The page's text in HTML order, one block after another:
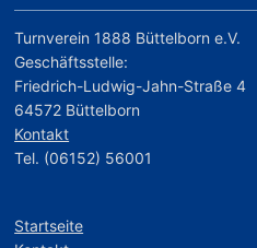
Turnverein 1888 Büttelborn e.V.
Geschäftsstelle:
Friedrich-Ludwig-Jahn-Straße 4
64572 Büttelborn
Kontakt
Tel. (06152) 56001
Startseite